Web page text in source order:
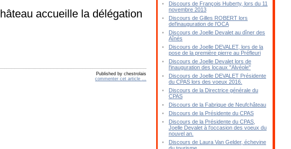
accueille la délégation
Published by chestrolais
commenter cet article
Discours de François Huberty, lors du 11
novembre 2013
Discours de Gilles ROBERT lors
del'inauguration de l'OCA
Discours de Joelle Devalet au dîner des
Aînés
Discours de Joelle DEVALET, lors de la
pose de la première pierre au Préfleuri
Discours de Joelle Devalet lors de
l'inauguration des locaux "Alvéole"
Discours de Joelle DEVALET Présidente
du CPAS lors des voeux 2016.
Discours de la Directrice générale du
CPAS
Discours de la Fabrique de Neufchâteau
Discours de la Présidente du CPAS
Discours de la Présidente du CPAS,
Joelle Devalet à l'occasion des voeux du
nouvel an.
Discours de Laura Van Gelder, échevine